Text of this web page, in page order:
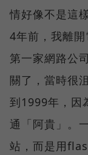
情好像不是這樣
4年前，我離
第一家網路公
關了，當時很
到1999年，因
通「阿貴」。
站，而是用